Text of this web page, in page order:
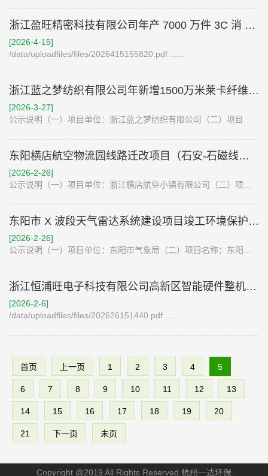
浙江盈旺精密科技有限公司年产 7000 万件 3C 消 费类金属精密结构件生产线技改项目公示
[2026-4-15]
/data/uploadfiles/files/2026415155820.pdf ......
浙江蓝之梦纺织有限公司年新增1500万米莱卡纤维运动型牛仔面料技改项目竣工环境保护验收报告公示
[2026-3-27]
东阳横店航空物流园线路迁改项目（石安-石磁线）竣工环境保护验收报告公示
[2026-2-26]
东阳市 X 波段天气雷达系统建设项目竣工环境保护验收报告公示
[2026-2-26]
浙江恒浦旺电子科技有限公司高新区智能硬件整机制造项目公示
[2026-2-6]
/data/uploadfiles/files/202626151440.pdf ......
首页 上一页 1 2 3 4 5
6 7 8 9 10 11 12 13
14 15 16 17 18 19 20
21 下一页 未页
Copyright @2019 All Rights Reserved.杭州一达环保